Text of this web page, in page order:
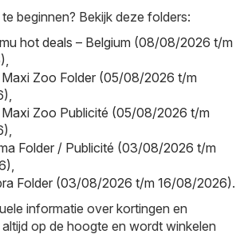
beginnen? Bekijk deze folders:
hot deals – Belgium (08/08/2026 t/m
Zoo Folder (05/08/2026 t/m
Zoo Publicité (05/08/2026 t/m
Folder / Publicité (03/08/2026 t/m
Folder (03/08/2026 t/m 16/08/2026).
informatie over kortingen en
op de hoogte en wordt winkelen